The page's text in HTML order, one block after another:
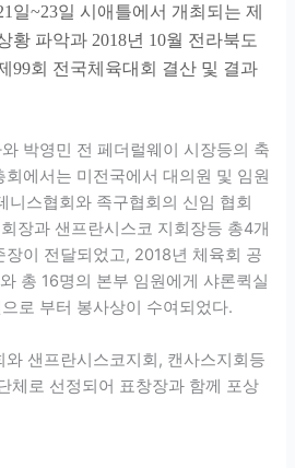
일~23일 시애틀에서 개최되는 제
황 파악과 2018년 10월 전라북도
99회 전국체육대회 결산 및 결과
박영민 전 페더럴웨이 시장등의 축
에서는 미전국에서 대의원 및 임원
니스협회와 족구협회의 신임 협회
장과 샌프란시스코 지회장등 총4개
장이 전달되었고, 2018년 체육회 공
총 16명의 본부 임원에게 샤론퀵실
로 부터 봉사상이 수여되었다.
와 샌프란시스코지회 , 캔사스지회등
체로 선정되어 표창장과 함께 포상